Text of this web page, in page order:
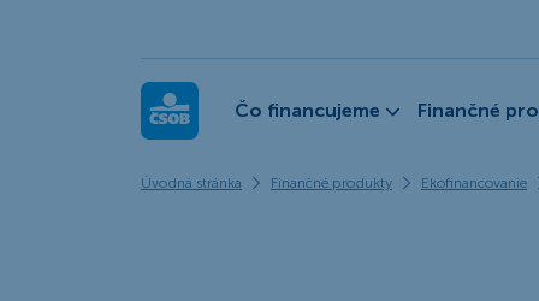
ČSOB Leasing
Čo financujeme Finančné
Úvodná stránka Finančné produkty Ekofinancovanie